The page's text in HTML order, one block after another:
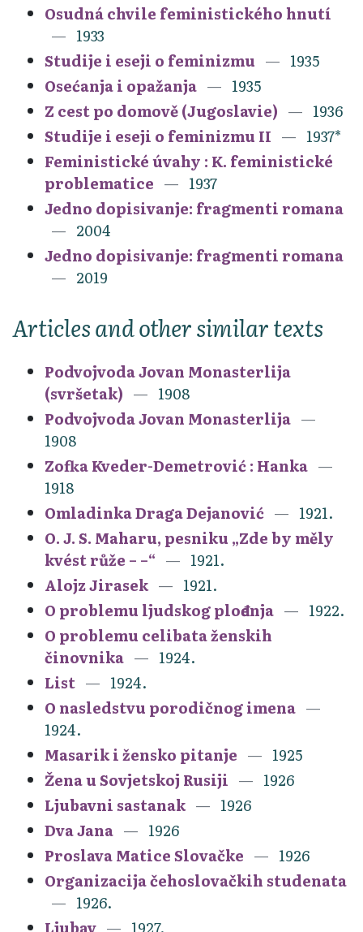
Osudná chvile feministického hnutí
1933
Studije i eseji o feminizmu
1935
Osećanja i opažanja
1935
Z cest po domově (Jugoslavie)
1936
Studije i eseji o feminizmu II
1937*
Feministické úvahy : K. feministické
problematice
1937
Jedno dopisivanje: fragmenti romana
2004
Jedno dopisivanje: fragmenti romana
2019
Articles and other similar texts
Podvojvoda Jovan Monasterlija
(svršetak)
1908
Podvojvoda Jovan Monasterlija
1908
Zofka Kveder-Demetrović : Hanka
1918
Omladinka Draga Dejanović
1921.
O. J. S. Maharu, pesniku „Zde by měly
kvést růže – –“
1921.
Alojz Jirasek
1921.
O problemu ljudskog plođenja
1922.
O problemu celibata ženskih
činovnika
1924.
List
1924.
O nasledstvu porodičnog imena
1924.
Masarik i žensko pitanje
1925
Žena u Sovjetskoj Rusiji
1926
Ljubavni sastanak
1926
Dva Jana
1926
Proslava Matice Slovačke
1926
Organizacija čehoslovačkih studenata
1926.
Ljubav
1927.